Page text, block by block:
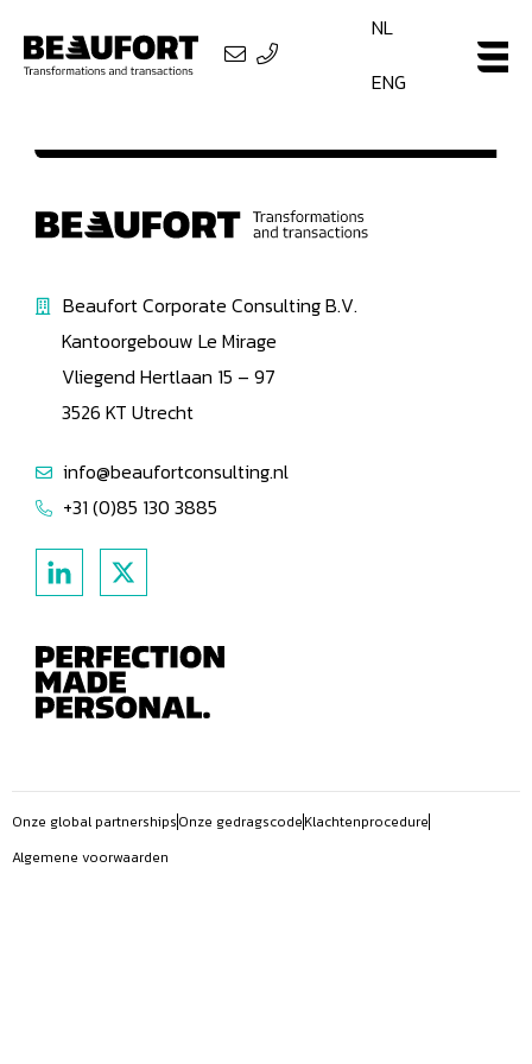
NL
ENG
Beaufort Corporate Consulting B.V.
Kantoorgebouw Le Mirage
Vliegend Hertlaan 15 – 97
3526 KT Utrecht
info@beaufortconsulting.nl
+31 (0)85 130 3885
Onze global partnershipsOnze gedragscodeKlachtenprocedure
Algemene voorwaarden